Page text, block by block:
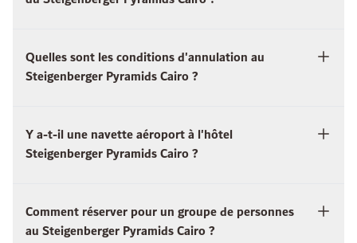
Quelles sont les conditions d'annulation au
Steigenberger Pyramids Cairo ?
Y a-t-il une navette aéroport à l'hôtel
Steigenberger Pyramids Cairo ?
Comment réserver pour un groupe de personnes
au Steigenberger Pyramids Cairo ?